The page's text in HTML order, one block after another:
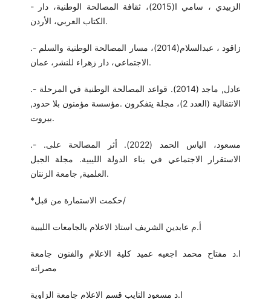
- الزبيدي ، سامي ا(2015)، ثقافة المصالحة الوطنية، دار
الكتاب العربي، الأردن.
.- زاقود ، عبدالسلام(2014)، مسار المصالحة الوطنية والسلم
الاجتماعي، دار زهراء للنشر، عمان.
.- عادل, ماجد (2014). قواعد المصالحة الوطنية في المرحلة
الانتقالية (العدد 2)، مجلة يتفكرون .مؤسسة مؤمنون بلا حدود,
بيروت.
.- .مسعود، الياس الحمد (2022). أثر المصالحة على
الاستقرار الاجتماعي في بناء الدولة الليبية. مجلة الجبل
العلمية, جامعة الزنتان.
*حكمت الاستمارة من قبل/
أ.م عابدين الشريف استاذ الاعلام بالجامعات الليبية
ا.د مفتاح محمد اجعيه عميد كلية الاعلام والفنون جامعة
مصراته
ا.د مسعود التايب قسم الاعلام جامعة الزاوية